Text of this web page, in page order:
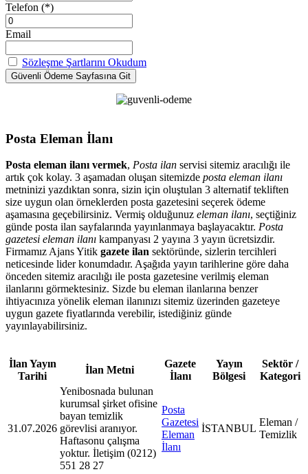
Telefon (*)
Email
Sözleşme Şartlarını Okudum
Posta Eleman İlanı
Posta eleman ilanı vermek, Posta ilan servisi sitemiz aracılığı ile
artık çok kolay. 3 aşamadan oluşan sitemizde posta eleman ilanı
metninizi yazdıktan sonra, sizin için oluştulan 3 alternatif tekliften
size uygun olan örneklerden posta gazetesini seçerek ödeme
aşamasına geçebilirsiniz. Vermiş olduğunuz eleman ilanı, seçtiğiniz
günde posta ilan sayfalarında yayınlanmaya başlayacaktır. Posta
gazetesi eleman ilanı kampanyası 2 yayına 3 yayın ücretsizdir.
Firmamız Ajans Yitik gazete ilan sektöründe, sizlerin tercihleri
neticesinde lider konumdadır. Aşağıda yayın tarihlerine göre daha
önceden sitemiz aracılığı ile posta gazetesine verilmiş eleman
ilanlarını görmektesiniz. Sizde bu eleman ilanlarına benzer
ihtiyacınıza yönelik eleman ilanınızı sitemiz üzerinden gazeteye
uygun gazete fiyatlarında verebilir, istediğiniz günde
yayınlayabilirsiniz.
İlan Yayın
Tarihi
İlan Metni
Gazete
İlanı
Yayın
Bölgesi
Sektör /
Kategori
31.07.2026
Yenibosnada bulunan
kurumsal şirket ofisine
bayan temizlik
görevlisi aranıyor.
Haftasonu çalışma
yoktur. İletişim (0212)
551 28 27
Posta
Gazetesi
Eleman
İlanı
İSTANBUL
Eleman /
Temizlik